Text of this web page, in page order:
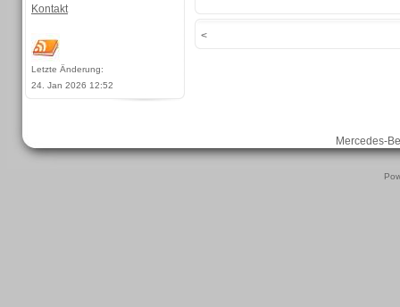
Kontakt
Letzte Änderung:
24. Jan 2026 12:52
<
Mercedes-